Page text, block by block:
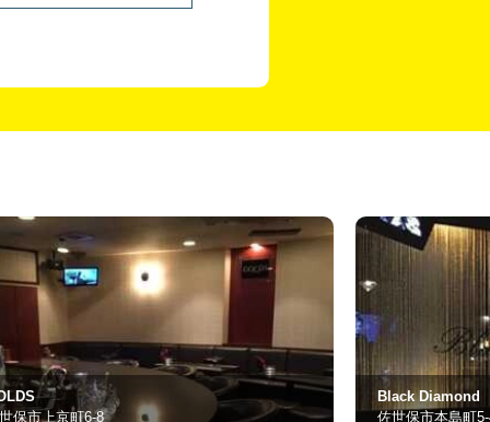
Diamond
保市本島町5-4
ゲラン みつこ
佐世保市山県町